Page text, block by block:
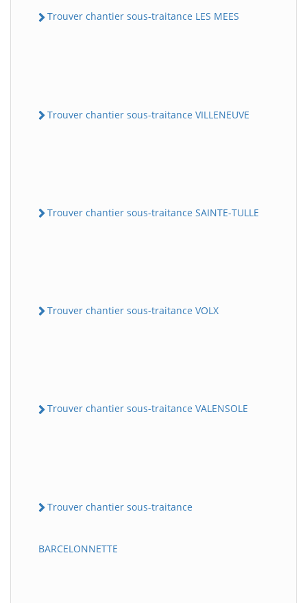
Trouver chantier sous-traitance LES MEES
Trouver chantier sous-traitance VILLENEUVE
Trouver chantier sous-traitance SAINTE-TULLE
Trouver chantier sous-traitance VOLX
Trouver chantier sous-traitance VALENSOLE
Trouver chantier sous-traitance
BARCELONNETTE